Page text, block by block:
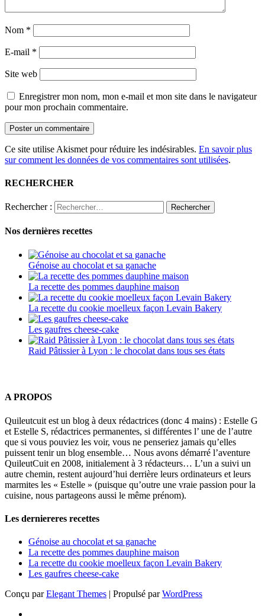
Nom *
E-mail *
Site web
Enregistrer mon nom, mon e-mail et mon site dans le navigateur
pour mon prochain commentaire.
Ce site utilise Akismet pour réduire les indésirables. En savoir plus
sur comment les données de vos commentaires sont utilisées.
RECHERCHER
Rechercher :
Nos dernières recettes
Génoise au chocolat et sa ganache
La recette des pommes dauphine maison
La recette du cookie moelleux façon Levain Bakery
Les gaufres cheese-cake
Raid Pâtissier à Lyon : le chocolat dans tous ses états
A PROPOS
Quileutcuit est un blog à deux rédactrices (donc 4 mains) : Estelle G
et Estelle S, rédactrices permanentes, si différentes l’ une de l’autre
que si vous pouviez les voir, vous ne penseriez jamais qu’elles
puissent tenir un blog ensemble… Nous avons démarré l’aventure
QuileutCuit en 2008, initialement à 3 rédacteurs… L’un a suivi un
autre chemin, restent aujourd’hui derrière leurs ordinateurs et leurs
marmites les « Estelle » (puisque qu’outre une vraie passion pour la
cuisine, nous partageons aussi le même prénom).
Les derniereres recettes
Génoise au chocolat et sa ganache
La recette des pommes dauphine maison
La recette du cookie moelleux façon Levain Bakery
Les gaufres cheese-cake
Conçu parElegant Themes | Propulsé parWordPress